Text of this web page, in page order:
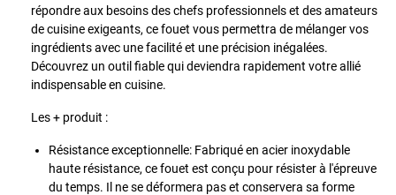
répondre aux besoins des chefs professionnels et des amateurs
de cuisine exigeants, ce fouet vous permettra de mélanger vos
ingrédients avec une facilité et une précision inégalées.
Découvrez un outil fiable qui deviendra rapidement votre allié
indispensable en cuisine.
Les + produit :
Résistance exceptionnelle: Fabriqué en acier inoxydable
haute résistance, ce fouet est conçu pour résister à l'épreuve
du temps. Il ne se déformera pas et conservera sa forme